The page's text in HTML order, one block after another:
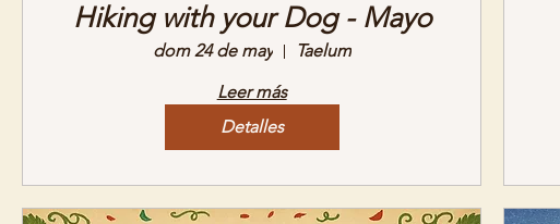
Hiking with your Dog - Mayo
dom 24 de may
Taelum
Leer más
Detalles